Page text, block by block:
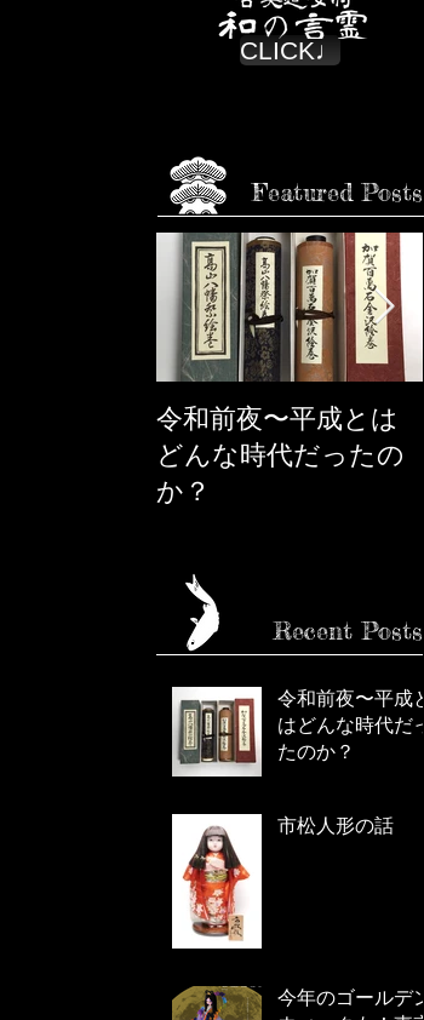
CLICK♩
Featured Posts
Recent Posts
令和前夜〜平成とは
どんな時代だったの
か？
令和前夜〜平成と
はどんな時代だっ
たのか？
市松人形の話
今年のゴールデン